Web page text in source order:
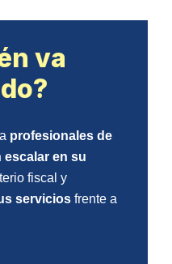
va
profesionales de
escalar en su
fiscal y
servicios frente a